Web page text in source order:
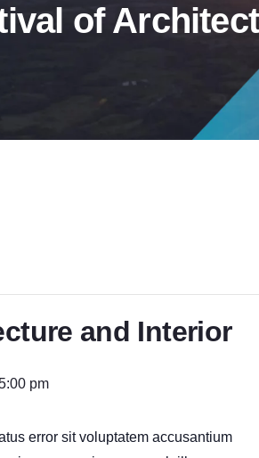
of
and Interior
pm
error sit voluptatem accusantium